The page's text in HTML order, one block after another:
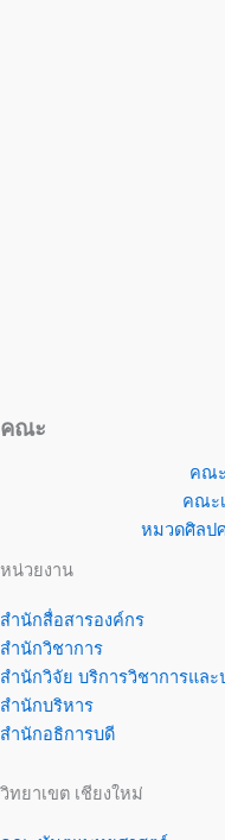
คณะ
คณ
คณะ
หมวดศิลป
หน่วยงาน
สำนักสื่อสารองค์กร
สำนักวิชาการ
สำนักวิจัย บริการวิชาการแล
สำนักบริหาร
สำนักอธิการบดี
วิทยาเขต เชียงใหม่